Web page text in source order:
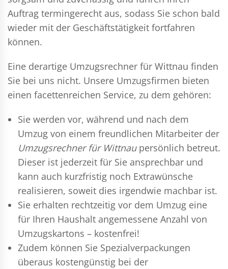
Auftrag termingerecht aus, sodass Sie schon bald
wieder mit der Geschäftstätigkeit fortfahren
können.
Eine derartige Umzugsrechner für Wittnau finden
Sie bei uns nicht. Unsere Umzugsfirmen bieten
einen facettenreichen Service, zu dem gehören:
Sie werden vor, während und nach dem
Umzug von einem freundlichen Mitarbeiter der
Umzugsrechner für Wittnaupersönlich betreut.
Dieser ist jederzeit für Sie ansprechbar und
kann auch kurzfristig noch Extrawünsche
realisieren, soweit dies irgendwie machbar ist.
Sie erhalten rechtzeitig vor dem Umzug eine
für Ihren Haushalt angemessene Anzahl von
Umzugskartons – kostenfrei!
Zudem können Sie Spezialverpackungen
überaus kostengünstig bei der